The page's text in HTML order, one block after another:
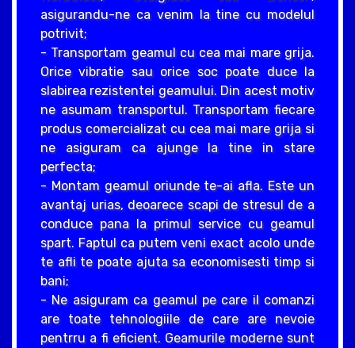
asigurandu-ne ca venim la tine cu modelul
potrivit;
- Transportam geamul cu cea mai mare grija.
Orice vibratie sau orice soc poate duce la
slabirea rezistentei geamului. Din acest motiv
ne asumam transportul. Transportam fiecare
produs comercializat cu cea mai mare grija si
ne asiguram ca ajunge la tine in stare
perfecta;
- Montam geamul oriunde te-ai afla. Este un
avantaj urias, deoarece scapi de stresul de a
conduce pana la primul service cu geamul
spart. Faptul ca putem veni exact acolo unde
te afli te poate ajuta sa economisesti timp si
bani;
- Ne asiguram ca geamul pe care il comanzi
are toate tehnologiile de care are nevoie
pentrru a fi eficient. Geamurile moderne sunt